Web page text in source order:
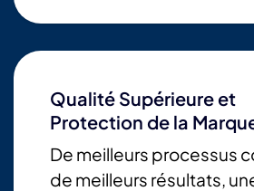
Qualité Supérieure et
Protection de la
De meilleurs processus
de meilleurs résultats,